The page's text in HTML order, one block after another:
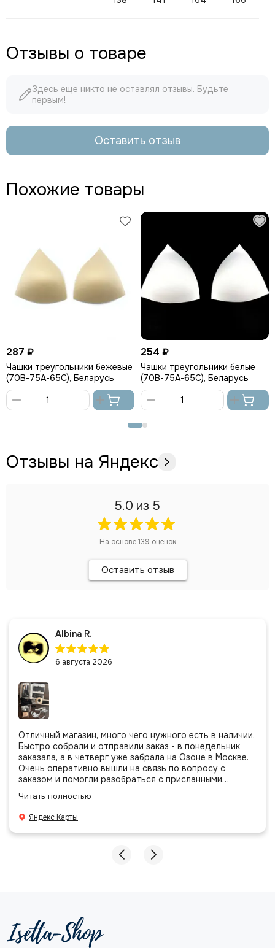
Отзывы о товаре
Здесь еще никто не оставлял отзывы. Будьте
первым!
Оставить отзыв
Похожие товары
287 ₽
Чашки треугольники бежевые
(70В-75А-65С), Беларусь
корзину
254 ₽
Чашки треугольники белые
(70В-75А-65С), Беларусь
Отзывы на Яндекс
5.0 из 5
На основе139 оценок
Оставить отзыв
Albina R.
6 августа 2026
Отличный магазин, много чего нужного есть в наличии.
Быстро собрали и отправили заказ - в понедельник
заказала, а в четверг уже забрала на Озоне в Москве.
Очень оперативно вышли на связь по вопросу с
заказом и помогли разобраться с присланными
даже есть подарочек, очень приятно. Спасибо
большое команде!
Читать полностью
Яндекс Карты